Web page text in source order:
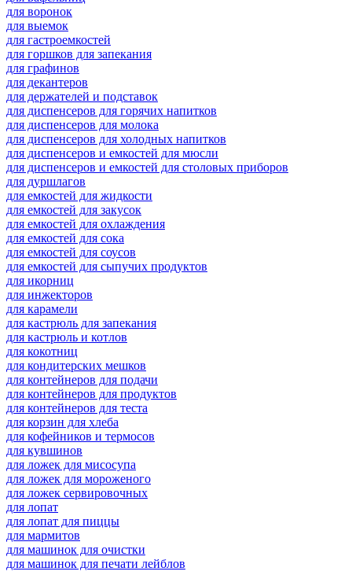
для воронок
для выемок
для гастроемкостей
для горшков для запекания
для графинов
для декантеров
для держателей и подставок
для диспенсеров для горячих напитков
для диспенсеров для молока
для диспенсеров для холодных напитков
для диспенсеров и емкостей для мюсли
для диспенсеров и емкостей для столовых приборов
для дуршлагов
для емкостей для жидкости
для емкостей для закусок
для емкостей для охлаждения
для емкостей для сока
для емкостей для соусов
для емкостей для сыпучих продуктов
для икорниц
для инжекторов
для карамели
для кастрюль для запекания
для кастрюль и котлов
для кокотниц
для кондитерских мешков
для контейнеров для подачи
для контейнеров для продуктов
для контейнеров для теста
для корзин для хлеба
для кофейников и термосов
для кувшинов
для ложек для мисосупа
для ложек для мороженого
для ложек сервировочных
для лопат
для лопат для пиццы
для мармитов
для машинок для очистки
для машинок для печати лейблов